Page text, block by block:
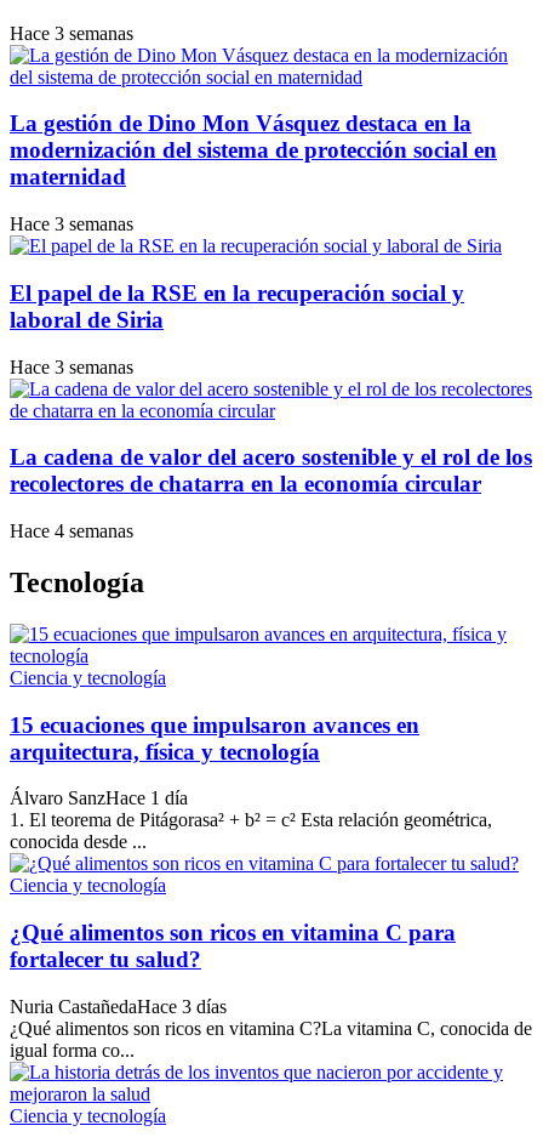
Hace 3 semanas
La gestión de Dino Mon Vásquez destaca en la
modernización del sistema de protección social en
maternidad
Hace 3 semanas
El papel de la RSE en la recuperación social y
laboral de Siria
Hace 3 semanas
La cadena de valor del acero sostenible y el rol de los
recolectores de chatarra en la economía circular
Hace 4 semanas
Tecnología
Ciencia y tecnología
15 ecuaciones que impulsaron avances en
arquitectura, física y tecnología
Álvaro SanzHace 1 día
1. El teorema de Pitágorasa² + b² = c² Esta relación geométrica,
conocida desde ...
Ciencia y tecnología
¿Qué alimentos son ricos en vitamina C para
fortalecer tu salud?
Nuria CastañedaHace 3 días
¿Qué alimentos son ricos en vitamina C?La vitamina C, conocida de
igual forma co...
Ciencia y tecnología